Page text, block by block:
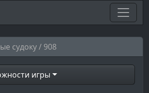
судоку / 908
игры